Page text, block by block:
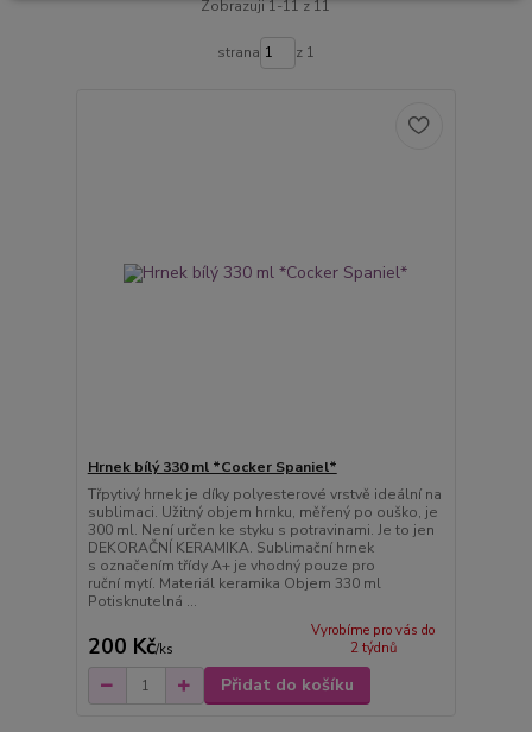
Zobrazuji 1-11 z 11
strana z 1
Hrnek bílý 330 ml *Cocker Spaniel*
Třpytivý hrnek je díky polyesterové vrstvě ideální na
sublimaci. Užitný objem hrnku, měřený po ouško, je
300 ml. Není určen ke styku s potravinami. Je to jen
DEKORAČNÍ KERAMIKA. Sublimační hrnek
s označením třídy A+ je vhodný pouze pro
ruční mytí. Materiál keramika Objem 330 ml
Potisknutelná ...
200 Kč/ks
Vyrobíme pro vás do
2 týdnů
Přidat do košíku